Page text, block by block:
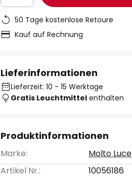
50 Tage kostenlose Retoure
Kauf auf Rechnung
Lieferinformationen
Lieferzeit: 10 - 15 Werktage
Gratis Leuchtmittel enthalten
Produktinformationen
Marke:
Molto Luce
Artikel Nr.:
10056186